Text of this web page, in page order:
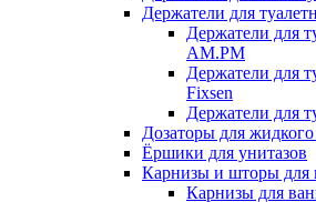
Держатели для
Держатели для
AM.PM
Держатели для
Fixsen
Держатели для
Дозаторы для
Ёршики для унитазов
Карнизы и шторы для
Карнизы для